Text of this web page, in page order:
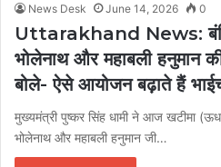
News Desk June 14, 2026 0
Uttarakhand News:
भोलेनाथ और महाबली हनुमान
बोले- ऐसे आयोजन बढ़ाते हैं
मुख्यमंत्री पुष्कर सिंह धामी ने आज खटीमा
भोलेनाथ और महाबली हनुमान जी…